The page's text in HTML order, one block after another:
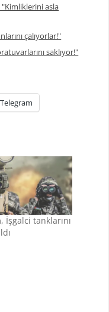
asla
çalıyorlar!"
saklıyor!"
Telegram
İşgalci tanklarını